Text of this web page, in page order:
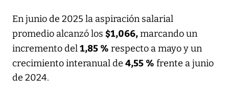
En junio de 2025 la aspiración salarial
promedio alcanzó los $1,066,marcando un
incremento del1,85 % respecto a mayo y un
crecimiento interanual de 4,55 % frente a junio
de 2024.